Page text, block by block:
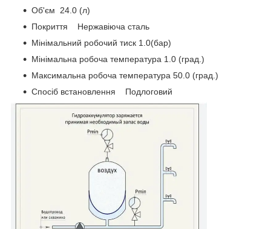
Об'єм 24.0 (л)
Покриття Нержавіюча сталь
Мінімальний робочий тиск 1.0(бар)
Мінімальна робоча температура 1.0 (град.)
Максимальна робоча температура 50.0 (град.)
Спосіб встановлення Подлоговий